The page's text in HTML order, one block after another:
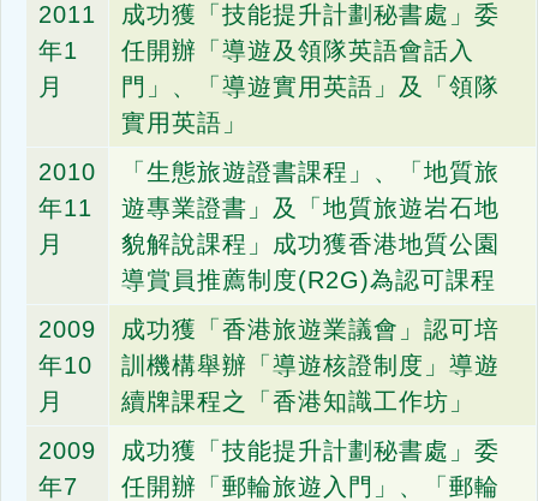
2011
年1
月
成功獲「技能提升計劃秘書處」委
任開辦「導遊及領隊英語會話入
門」、「導遊實用英語」及「領隊
實用英語」
2010
年11
月
「生態旅遊證書課程」、「地質旅
遊專業證書」及「地質旅遊岩石地
貌解說課程」成功獲香港地質公園
導賞員推薦制度(R2G)為認可課程
2009
年10
月
成功獲「香港旅遊業議會」認可培
訓機構舉辦「導遊核證制度」導遊
續牌課程之「香港知識工作坊」
2009
年7
成功獲「技能提升計劃秘書處」委
任開辦「郵輪旅遊入門」、「郵輪